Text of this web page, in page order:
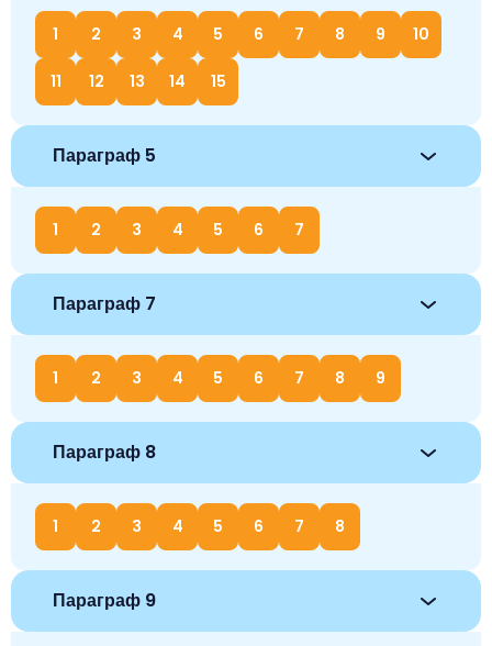
1 2 3 4 5 6 7 8 9 10
11 12 13 14 15
Параграф 5
1 2 3 4 5 6 7
Параграф 7
1 2 3 4 5 6 7 8 9
Параграф 8
1 2 3 4 5 6 7 8
Параграф 9